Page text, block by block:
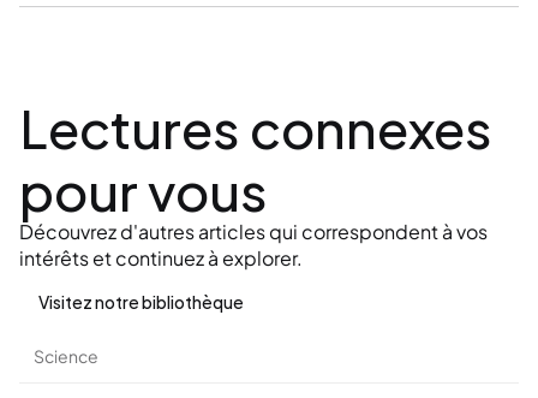
Lectures connexes
pour vous
Découvrez d'autres articles qui correspondent à vos
intérêts et continuez à explorer.
Visitez notre bibliothèque
Science